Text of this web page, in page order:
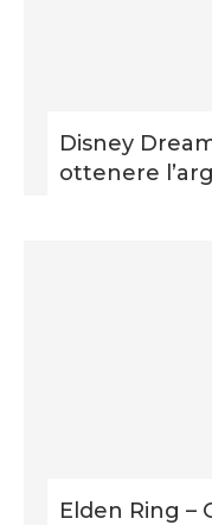
Disney
ottenere
Elden Ring –